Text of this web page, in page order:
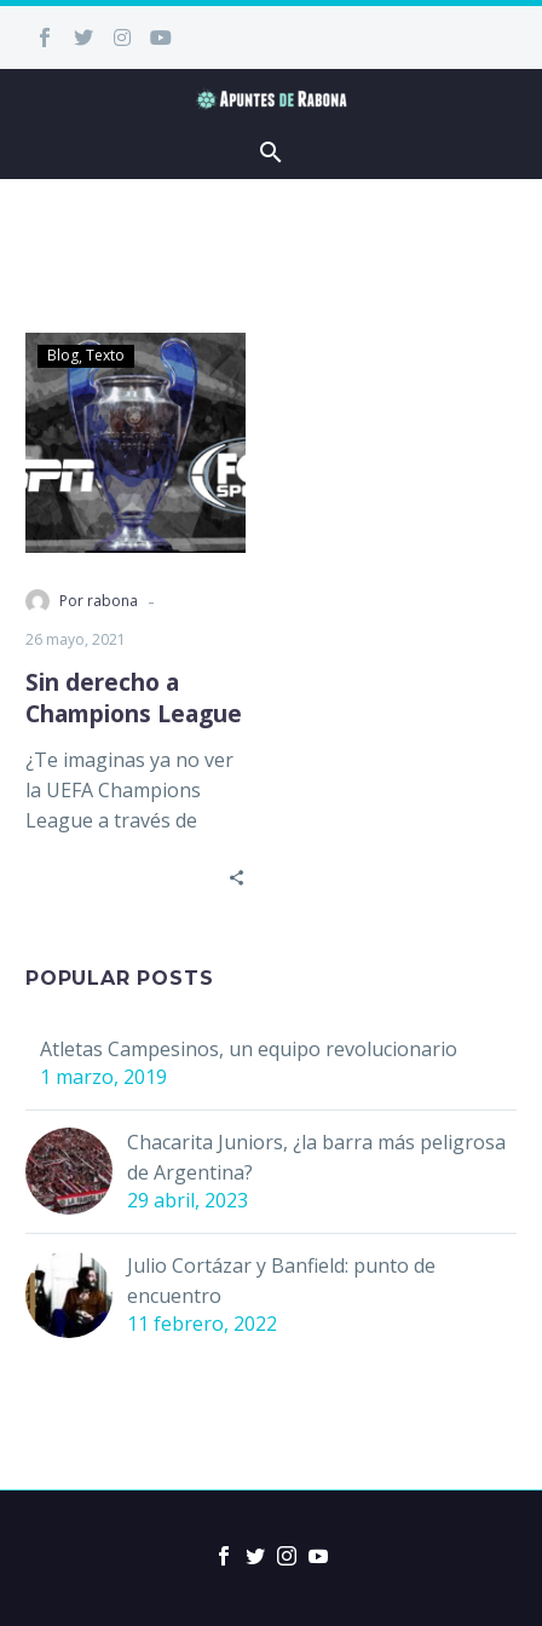
Blog Texto
Por rabona -
26 mayo, 2021
Sin derecho a
Champions League
¿Te imaginas ya no ver
la UEFA Champions
League a través de
POPULAR POSTS
Atletas Campesinos, un equipo revolucionario
1 marzo, 2019
Chacarita Juniors, ¿la barra más peligrosa
de Argentina?
29 abril, 2023
Julio Cortázar y Banfield: punto de
encuentro
11 febrero, 2022